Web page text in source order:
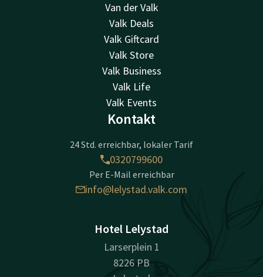
Van der Valk
Valk Deals
Valk Giftcard
Valk Store
Valk Business
Valk Life
Valk Events
Kontakt
24 Std. erreichbar, lokaler Tarif
0320799600
Per E-Mail erreichbar
info@lelystad.valk.com
Hotel Lelystad
Larserplein 1
8226 PB